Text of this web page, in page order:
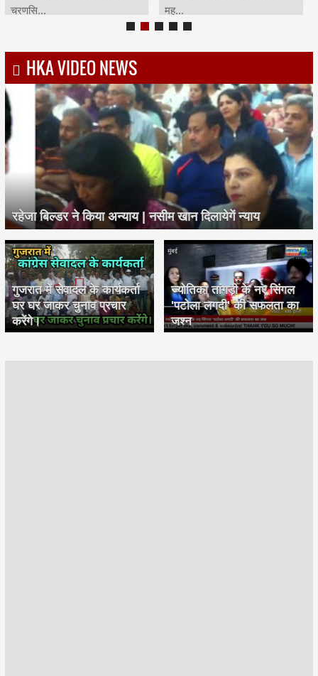
चरणसि...
मह...
HKA VIDEO NEWS
रहेजा बिल्डर ने किया अन्याय | नसीम खान दिलायेगें न्याय
गुजरात में सेवादल के कार्यकर्ता
घर घर जाकर चुनाव प्रचार
करेंगे।
ज्योतिका तांगड़ी के नए सिंगल
'पटोला लगदी' की सफलता का
जश्न